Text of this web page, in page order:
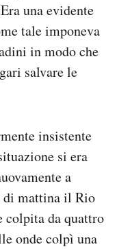
una evidente
tale imponeva
in modo che
salvare le
insistente
si era
a
di mattina il Rio
colpita da quattro
onde colpì una